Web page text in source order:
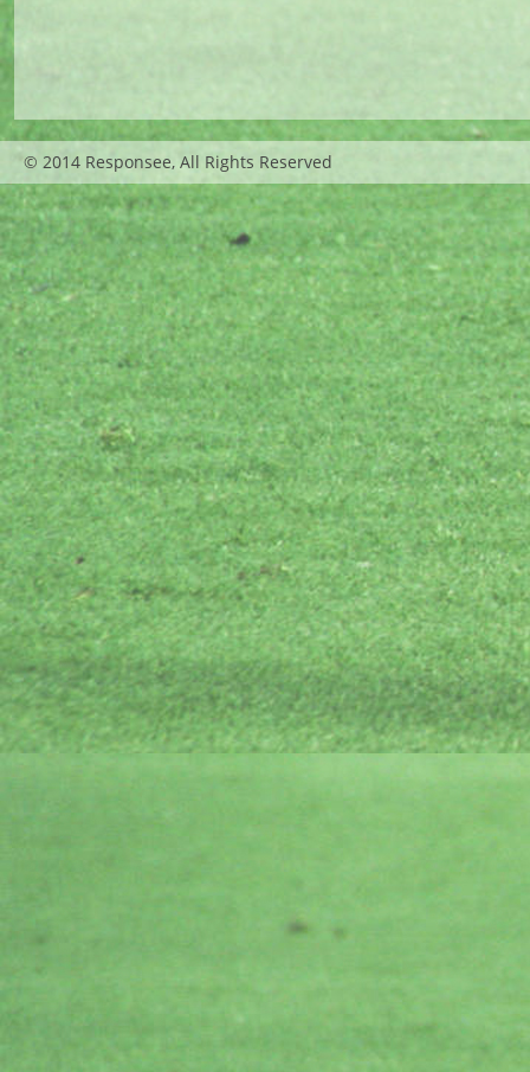
© 2014 Responsee, All Rights Reserved